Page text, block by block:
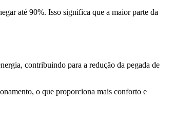
até 90%. Isso significa que a maior parte da
contribuindo para a redução da pegada de
o que proporciona mais conforto e